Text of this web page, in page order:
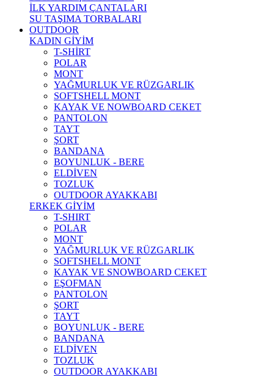
İLK YARDIM ÇANTALARI
SU TAŞIMA TORBALARI
OUTDOOR
KADIN GİYİM
T-SHİRT
POLAR
MONT
YAĞMURLUK VE RÜZGARLIK
SOFTSHELL MONT
KAYAK VE NOWBOARD CEKET
PANTOLON
TAYT
ŞORT
BANDANA
BOYUNLUK - BERE
ELDİVEN
TOZLUK
OUTDOOR AYAKKABI
ERKEK GİYİM
T-SHIRT
POLAR
MONT
YAĞMURLUK VE RÜZGARLIK
SOFTSHELL MONT
KAYAK VE SNOWBOARD CEKET
EŞOFMAN
PANTOLON
ŞORT
TAYT
BOYUNLUK - BERE
BANDANA
ELDİVEN
TOZLUK
OUTDOOR AYAKKABI